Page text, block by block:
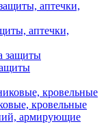
аптечки,
кровельные